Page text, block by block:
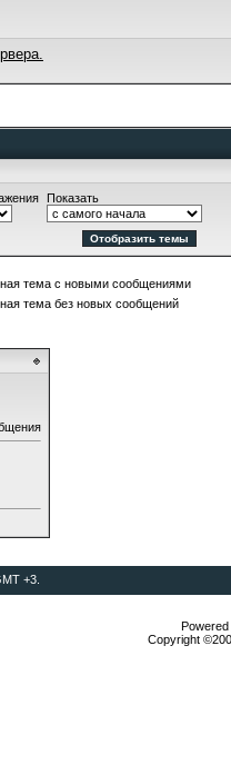
Показать
тема с новыми сообщениями
тема без новых сообщений
+3.
Copyright